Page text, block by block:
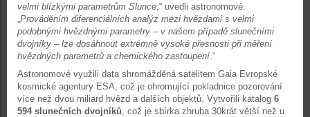
velmi blízkými parametrům Slunce ,“ uvedli astronomové.
Prováděním diferenciálních analýz mezi hvězdami s velmi
podobnými hvězdnými parametry – v našem případě slunečními
dvojníky – lze dosáhnout extrémně vysoké přesnosti při měření
hvězdných parametrů a chemického zastoupení.“
Astronomové využili data shromážděná satelitem Gaia Evropské
kosmické agentury ESA, což je ohromující pokladnice pozorování
více než dvou miliard hvězd a dalších objektů. Vytvořili katalog 6
594 slunečních dvojníků , což je sbírka zhruba 30krát větší než u